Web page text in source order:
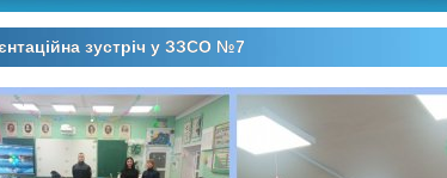
зустріч у ЗЗСО №7